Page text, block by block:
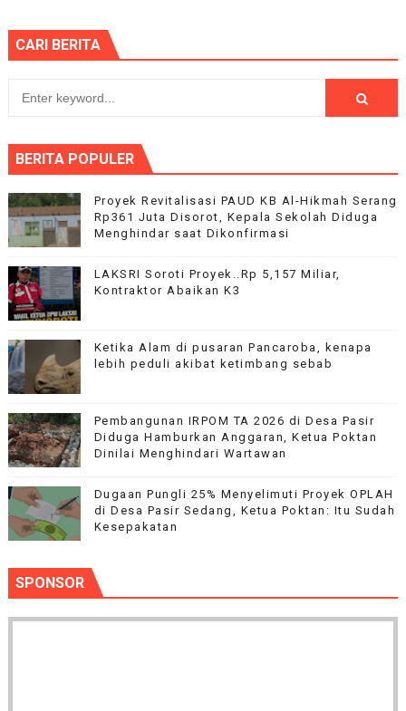
CARI BERITA
BERITA POPULER
Proyek Revitalisasi PAUD KB Al-Hikmah Serang
Rp361 Juta Disorot, Kepala Sekolah Diduga
Menghindar saat Dikonfirmasi
LAKSRI Soroti Proyek..Rp 5,157 Miliar,
Kontraktor Abaikan K3
Ketika Alam di pusaran Pancaroba, kenapa
lebih peduli akibat ketimbang sebab
Pembangunan IRPOM TA 2026 di Desa Pasir
Diduga Hamburkan Anggaran, Ketua Poktan
Dinilai Menghindari Wartawan
Dugaan Pungli 25% Menyelimuti Proyek OPLAH
di Desa Pasir Sedang, Ketua Poktan: Itu Sudah
Kesepakatan
SPONSOR